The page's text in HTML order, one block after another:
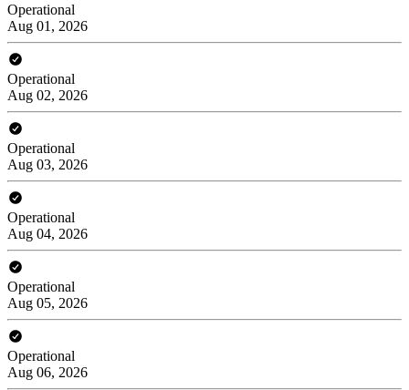
Operational
Aug 01, 2026
Operational
Aug 02, 2026
Operational
Aug 03, 2026
Operational
Aug 04, 2026
Operational
Aug 05, 2026
Operational
Aug 06, 2026